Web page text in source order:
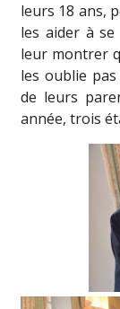
leurs 18 ans,
les aider à
leur montrer
les oublie
de leurs
année, trois